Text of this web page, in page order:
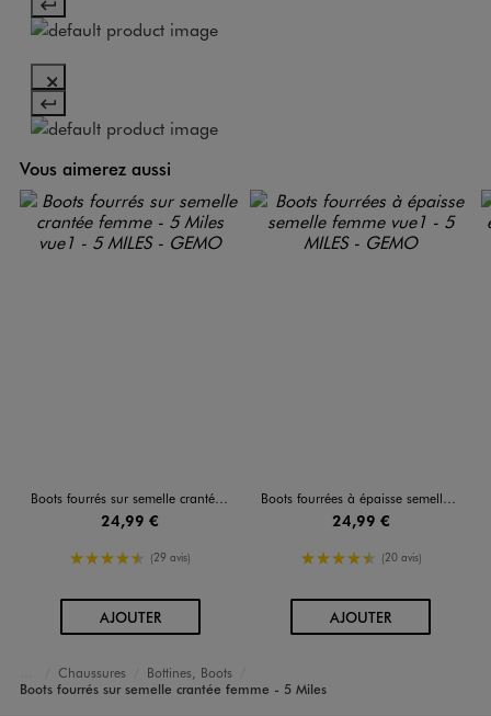
Vous aimerez aussi
Boots fourrés sur semelle crantée femme - 5 Miles
24,99 €
4.5/5 de moyenne
(29 avis)
AJOUTERAU PANIER
Boots fourrées à épaisse semelle femme
24,99 €
4.5/5 de moyenne
(20 avis)
AJOUTERAU PANIER
Accueil
Femme
Chaussures
Bottines, Boots
Boots fourrés sur semelle crantée femme - 5 Miles